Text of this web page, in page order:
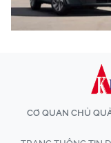
CƠ QUAN CHỦ